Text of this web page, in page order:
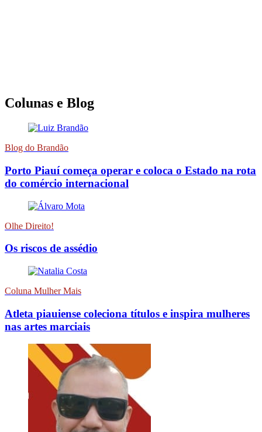
Colunas e Blog
Blog do Brandão
Porto Piauí começa operar e coloca o Estado na rota
do comércio internacional
Olhe Direito!
Os riscos de assédio
Coluna Mulher Mais
Atleta piauiense coleciona títulos e inspira mulheres
nas artes marciais